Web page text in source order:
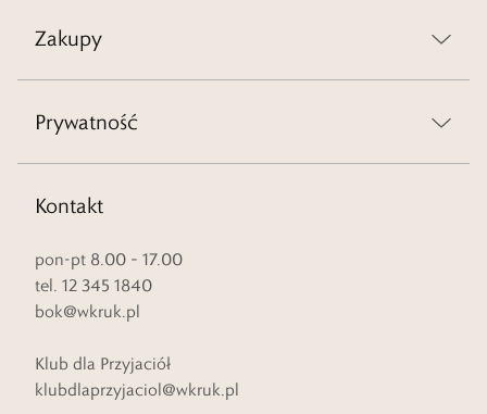
Zakupy
Prywatność
Kontakt
pon-pt 8.00 – 17.00
tel. 12 345 1840
bok@wkruk.pl
Klub dla Przyjaciół
klubdlaprzyjaciol@wkruk.pl